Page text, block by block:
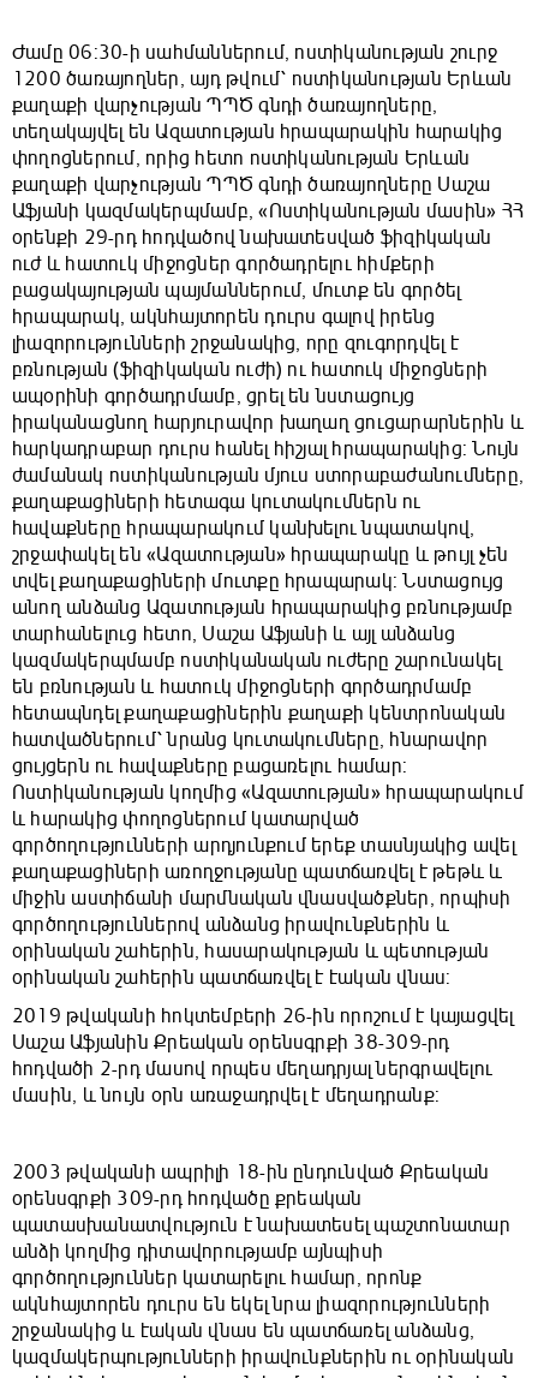
Ժամը 06:30-ի սահմաններում, ոստիկանության շուրջ
1200 ծառայողներ, այդ թվում՝ ոստիկանության Երևան
քաղաքի վարչության ՊՊԾ գնդի ծառայողները,
տեղակայվել են Ազատության հրապարակին հարակից
փողոցներում, որից հետո ոստիկանության Երևան
քաղաքի վարչության ՊՊԾ գնդի ծառայողները Սաշա
Աֆյանի կազմակերպմամբ, «Ոստիկանության մասին» ՀՀ
օրենքի 29-րդ հոդվածով նախատեսված ֆիզիկական
ուժ և հատուկ միջոցներ գործադրելու հիմքերի
բացակայության պայմաններում, մուտք են գործել
հրապարակ, ակնհայտորեն դուրս գալով իրենց
լիազորությունների շրջանակից, որը զուգորդվել է
բռնության (ֆիզիկական ուժի) ու հատուկ միջոցների
ապօրինի գործադրմամբ, ցրել են նստացույց
իրականացնող հարյուրավոր խաղաղ ցուցարարներին և
հարկադրաբար դուրս հանել հիշյալ հրապարակից: Նույն
ժամանակ ոստիկանության մյուս ստորաբաժանումները,
քաղաքացիների հետագա կուտակումներն ու
հավաքները հրապարակում կանխելու նպատակով,
շրջափակել են «Ազատության» հրապարակը և թույլ չեն
տվել քաղաքացիների մուտքը հրապարակ: Նստացույց
անող անձանց Ազատության հրապարակից բռնությամբ
տարհանելուց հետո, Սաշա Աֆյանի և այլ անձանց
կազմակերպմամբ ոստիկանական ուժերը շարունակել
են բռնության և հատուկ միջոցների գործադրմամբ
հետապնդել քաղաքացիներին քաղաքի կենտրոնական
հատվածներում՝ նրանց կուտակումները, հնարավոր
ցույցերն ու հավաքները բացառելու համար:
Ոստիկանության կողմից «Ազատության» հրապարակում
և հարակից փողոցներում կատարված
գործողությունների արդյունքում երեք տասնյակից ավել
քաղաքացիների առողջությանը պատճառվել է թեթև և
միջին աստիճանի մարմնական վնասվածքներ, որպիսի
գործողություններով անձանց իրավունքներին և
օրինական շահերին, հասարակության և պետության
օրինական շահերին պատճառվել է էական վնաս:
2019 թվականի հոկտեմբերի 26-ին որոշում է կայացվել
Սաշա Աֆյանին Քրեական օրենսգրքի 38-309-րդ
հոդվածի 2-րդ մասով որպես մեղադրյալ ներգրավելու
մասին, և նույն օրն առաջադրվել է մեղադրանք:
2003 թվականի ապրիլի 18-ին ընդունված Քրեական
օրենսգրքի 309-րդ հոդվածը քրեական
պատասխանատվություն է նախատեսել պաշտոնատար
անձի կողմից դիտավորությամբ այնպիսի
գործողություններ կատարելու համար, որոնք
ակնհայտորեն դուրս են եկել նրա լիազորությունների
շրջանակից և էական վնաս են պատճառել անձանց,
կազմակերպությունների իրավունքներին ու օրինական